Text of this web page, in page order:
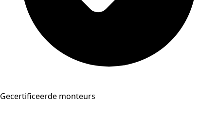
Gecertificeerde monteurs